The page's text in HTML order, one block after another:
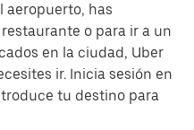
aeropuerto, has
o para ir a un
en la ciudad, Uber
ir. Inicia sesión en
tu destino para